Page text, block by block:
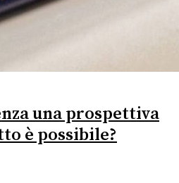
una prospettiva
è possibile?